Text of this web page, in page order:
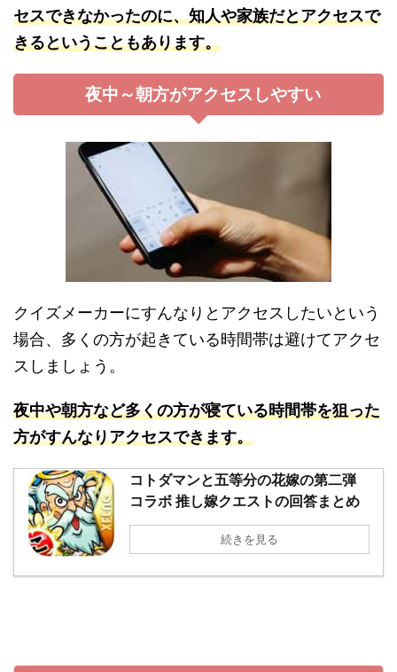
セスできなかったのに、知人や家族だとアクセスで
きるということもあります。
夜中～朝方がアクセスしやすい
クイズメーカーにすんなりとアクセスしたいという
場合、多くの方が起きている時間帯は避けてアクセ
スしましょう。
夜中や朝方など多くの方が寝ている時間帯を狙った
方がすんなりアクセスできます。
コトダマンと五等分の花嫁の第二弾
コラボ 推し嫁クエストの回答まとめ
続きを見る